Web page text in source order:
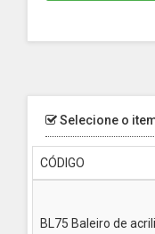
Selecione o
CÓDIGO
BL75 Baleiro de